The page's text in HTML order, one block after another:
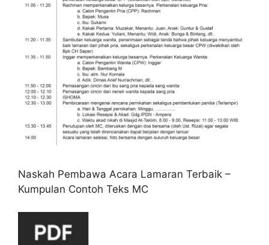
Naskah Pembawa Acara Lamaran Terbaik –
Kumpulan Contoh Teks MC